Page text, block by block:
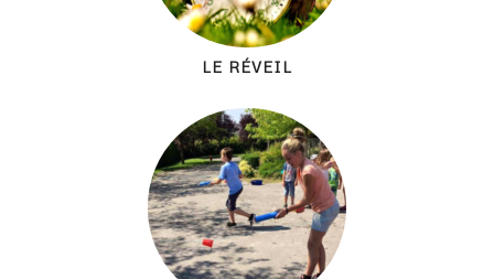
LE RÉVEIL